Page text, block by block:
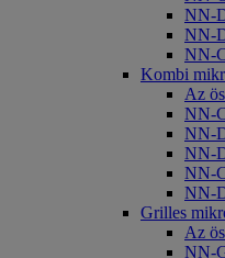
NN-
NN-
NN-
Kombi
Az
NN-
NN-
NN-
NN-
NN-
Grilles
Az
NN-